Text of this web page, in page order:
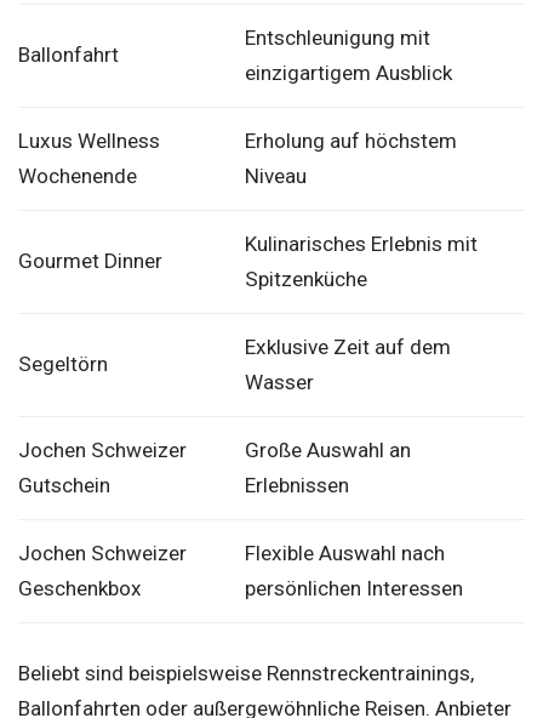
Ballonfahrt
Entschleunigung mit
einzigartigem Ausblick
Luxus Wellness
Wochenende
Erholung auf höchstem
Niveau
Gourmet Dinner
Kulinarisches Erlebnis mit
Spitzenküche
Segeltörn
Exklusive Zeit auf dem
Wasser
Jochen Schweizer
Gutschein
Große Auswahl an
Erlebnissen
Jochen Schweizer
Geschenkbox
Flexible Auswahl nach
persönlichen Interessen
Beliebt sind beispielsweise Rennstreckentrainings,
Ballonfahrten oder außergewöhnliche Reisen. Anbieter